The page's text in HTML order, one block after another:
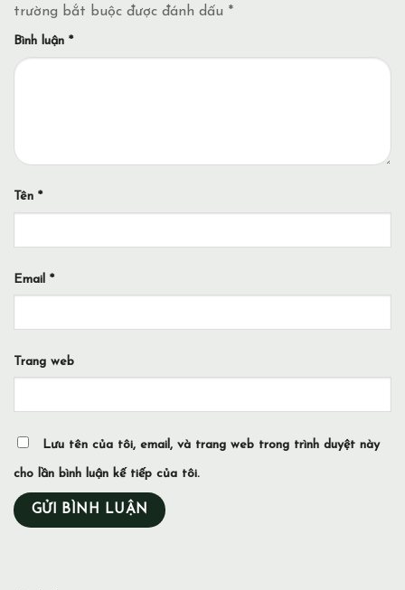
trường bắt buộc được đánh dấu *
Bình luận *
Tên *
Email *
Trang web
Lưu tên của tôi, email, và trang web trong trình duyệt này
cho lần bình luận kế tiếp của tôi.